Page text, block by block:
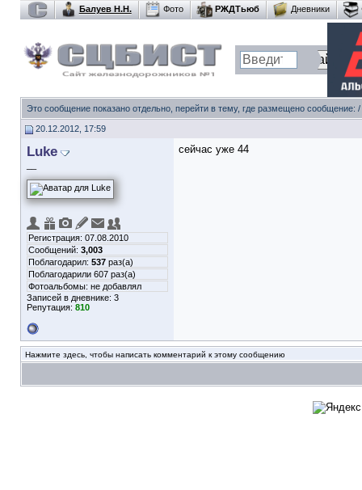
Балуев Н.Н. Фото РЖДТьюб Дневники
Это сообщение показано отдельно, перейти в тему, где размещено сообщение:
20.12.2012, 17:59
Luke
Регистрация: 07.08.2010
Сообщений: 3,003
Поблагодарил: 537 раз(а)
Поблагодарили 607 раз(а)
Фотоальбомы: не добавлял
Записей в дневнике: 3
Репутация: 810
сейчас уже 44
Нажмите здесь, чтобы написать комментарий к этому сообщению